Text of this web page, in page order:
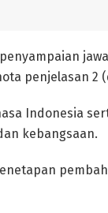
penjelasan 2
Indonesia
kebangsaan.